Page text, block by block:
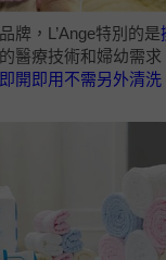
牌，L’Ange特別的是
醫療技術和婦幼需求
即開即用不需另外清洗